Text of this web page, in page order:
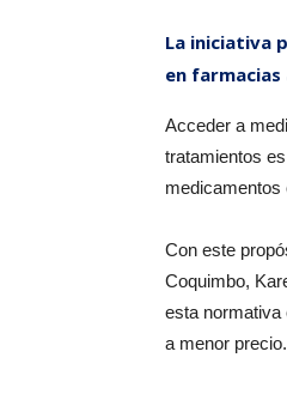
La iniciativa
en
Acceder a
tratamientos
medicamentos
Con este
Coquimbo,
esta normativa
a menor precio.